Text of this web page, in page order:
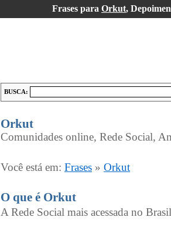
Frases para Orkut,
BUSCA:
Orkut
Comunidades online, Rede Social,
Você está em: Frases » Orkut
O que é Orkut
A Rede Social mais acessada no Brasil